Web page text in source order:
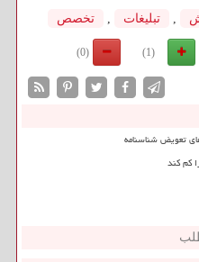
, تبلیغات , تخصص
(1)
(0)
تعویض شناسنامه